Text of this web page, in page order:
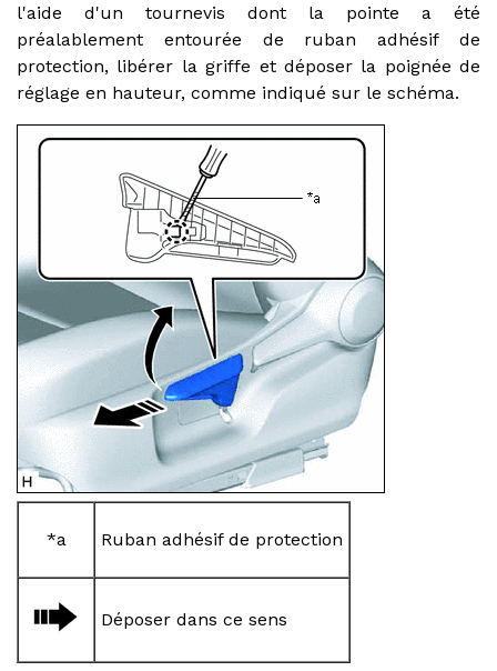
l'aide d'un tournevis dont la pointe a été
préalablement entourée de ruban adhésif de
protection, libérer la griffe et déposer la poignée de
réglage en hauteur, comme indiqué sur le schéma.
*a Ruban adhésif de protection
Déposer dans ce sens